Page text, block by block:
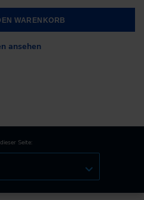
WARENKORB
ansehen
Seite: